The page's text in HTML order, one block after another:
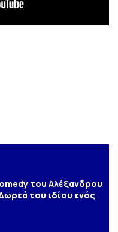
του Αλέξανδρου
του ιδίου ενός